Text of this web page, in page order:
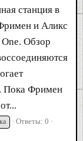
станция в
и Аликс
Обзор
Пока Фримен
Ответы: 0